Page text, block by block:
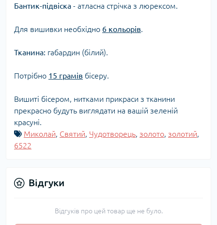
Бантик-підвіска - атласна стрічка з люрексом.
Для вишивки необхідно 6 кольорів.
Тканина: габардин (білий).
Потрібно 15 грамів бісеру.
Вишиті бісером, нитками прикраси з тканини
прекрасно будуть виглядати на вашій зеленій
красуні.
Миколай, Святий, Чудотворець, золото, золотий,
6522
Відгуки
Відгуків про цей товар ще не було.